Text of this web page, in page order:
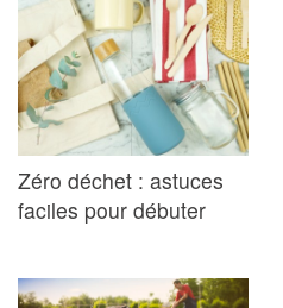
Zéro déchet : astuces
faciles pour débuter